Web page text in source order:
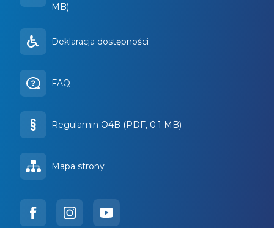
MB)
Deklaracja dostępności
FAQ
Regulamin O4B (PDF, 0.1 MB)
Mapa strony